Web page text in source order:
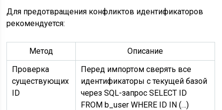
Для предотвращения конфликтов идентификаторов
рекомендуется:
Метод
Описание
Проверка
существующих
ID
Перед импортом сверять все
идентификаторы с текущей базой
через SQL-запрос SELECT ID
FROM b_user WHERE ID IN (…)